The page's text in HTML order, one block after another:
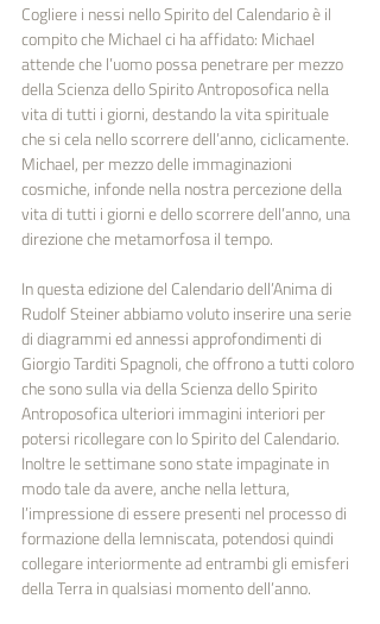
Cogliere i nessi nello Spirito del Calendario è il
compito che Michael ci ha affidato: Michael
attende che l’uomo possa penetrare per mezzo
della Scienza dello Spirito Antroposofica nella
vita di tutti i giorni, destando la vita spirituale
che si cela nello scorrere dell’anno, ciclicamente.
Michael, per mezzo delle immaginazioni
cosmiche, infonde nella nostra percezione della
vita di tutti i giorni e dello scorrere dell’anno, una
direzione che metamorfosa il tempo.
In questa edizione del Calendario dell’Anima di
Rudolf Steiner abbiamo voluto inserire una serie
di diagrammi ed annessi approfondimenti di
Giorgio Tarditi Spagnoli, che offrono a tutti coloro
che sono sulla via della Scienza dello Spirito
Antroposofica ulteriori immagini interiori per
potersi ricollegare con lo Spirito del Calendario.
Inoltre le settimane sono state impaginate in
modo tale da avere, anche nella lettura,
l’impressione di essere presenti nel processo di
formazione della lemniscata, potendosi quindi
collegare interiormente ad entrambi gli emisferi
della Terra in qualsiasi momento dell’anno.